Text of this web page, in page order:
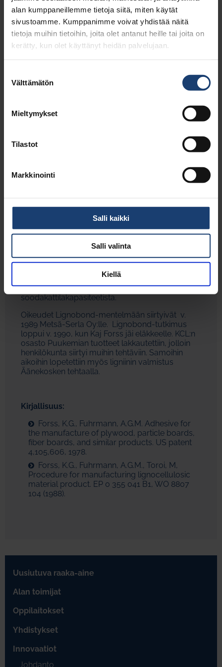
alan kumppaneillemme tietoja siitä, miten käytät
sivustoamme. Kumppanimme voivat yhdistää näitä
tietoja muihin tietoihin, joita olet antanut heille tai joita on
kerätty, kun olet käyttänyt heidän palvelujaan.
valinta
Välttämätön
Mieltymykset
Tilastot
Markkinointi
Salli kaikki
Salli valinta
Kiellä
ominaisuudet paranevat merkittävästi. Esim.
keräyskuiduista voidaan valmistaa
lujuusominaisuuksiltaan yhtä vahvaa kartonkia
kuin valkaisemattomasta sulfaattimassasta kun
ligniiniä lisätään 20 % tai yli. Tuotteina voivat olla
ympäristöystävälliset ja helposti kierrätettävissä
olevat tuotteet, kuten esim. muottiin puristettuja
halutaan välttää.
vuosina 1987-1990 ajettiin useita tehdaskokeita
Suomessa . Niiden yhteydessä voitiin todeta, että
pienimolekyylisiä yhdisteitä ja hienoainetta
kuituihin. Tosin on huomattava, että suuria määriä
lujuusominaisuudet.
Poistamalla huomattava osa suurimolekyylisestä
ligniinistä voidaan mustalipeän viskositeettia
laskea merkittävästi. Tämä mahdollistaa
mustalipeän haihduttamisen korkeaan kuiva-
ainepitoisuuden, ainakin 85 %:iin, mikä nostaa
mustalipeän polttoarvo ja vähentää
haihdutustarvetta. Näin menetelmästä on hyötyä
myös sulfaattitehtaille, joilla ei ole pulaa
soodakattilakapasiteetista.
Oikeudet Lignobond-mentelmään siirtyivät v.
1989 Metsä-Serla Oy:lle. Lignobond-tutkimus
loppui v. 1990, kun Kaj Forss jäi eläkkeelle. KCL:n
osasto Puukemian tuotteet lakkautettiin, jolloin
henkilökunta siirtyi muihin tehtäviin. Samoihin
aikoihin lopetettiin myös ligniinin valmistus
Äänekosken tehtaalla.
Kirjallisuus:
Forss, K.G., Fuhrmann, A.G.M. Adhesive for
the manufacture of plywood, particle boards,
fiber boards, and similar products. US patent
4,105,606, 1978.
Forss, K.G., Fuhrmann, A.G.M., Toroi, M,
Procedure for manufacturing lignocellulosic
material product. EP 0 355 041 B1, WO 8807
104 (1988).
Uusiutuva raaka-aine
Alan toimijat
Oppilaitokset
Yhdistykset
Innovaatiot
Johdanto